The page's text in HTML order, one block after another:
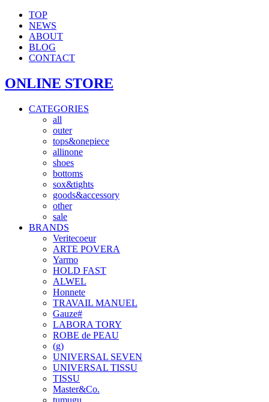
TOP
NEWS
ABOUT
BLOG
CONTACT
ONLINE STORE
CATEGORIES
all
outer
tops&onepiece
allinone
shoes
bottoms
sox&tights
goods&accessory
other
sale
BRANDS
Veritecoeur
ARTE POVERA
Yarmo
HOLD FAST
ALWEL
Honnete
TRAVAIL MANUEL
Gauze#
LABORA TORY
ROBE de PEAU
(g)
UNIVERSAL SEVEN
UNIVERSAL TISSU
TISSU
Master&Co.
tumugu